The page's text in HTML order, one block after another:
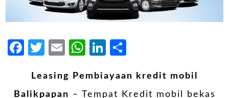
Facebook
Twitter
EmailWhatsApp
LinkedIn
Leasing Pembiayaan kredit mobil
Balikpapan – Tempat Kredit mobil bekas